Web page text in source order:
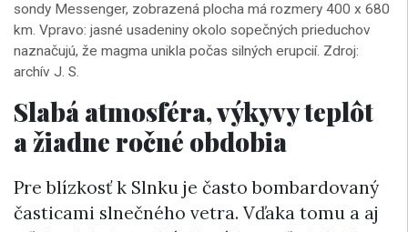
sondy Messenger, zobrazená plocha má rozmery 400 x 680
km. Vpravo: jasné usadeniny okolo sopečných prieduchov
naznačujú, že magma unikla počas silných erupcií. Zdroj:
archív J. S.
Slabá atmosféra, výkyvy teplôt
a žiadne ročné obdobia
Pre blízkosť k Slnku je často bombardovaný
časticami slnečného vetra. Vďaka tomu a aj